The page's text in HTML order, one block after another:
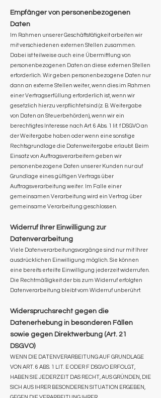
Empfänger von personenbezogenen
Daten
Im Rahmen unserer Geschäftstätigkeit arbeiten wir
mit verschiedenen externen Stellen zusammen.
Dabei ist teilweise auch eine Übermittlung von
personenbezogenen Daten an diese externen Stellen
erforderlich. Wir geben personenbezogene Daten nur
dann an externe Stellen weiter, wenn dies im Rahmen
einer Vertragserfüllung erforderlich ist, wenn wir
gesetzlich hierzu verpflichtet sind (z. B. Weitergabe
von Daten an Steuerbehörden), wenn wir ein
berechtigtes Interesse nach Art. 6 Abs. 1 lit. f DSGVO an
der Weitergabe haben oder wenn eine sonstige
Rechtsgrundlage die Datenweitergabe erlaubt. Beim
Einsatz von Auftragsverarbeitern geben wir
personenbezogene Daten unserer Kunden nur auf
Grundlage eines gültigen Vertrags über
Auftragsverarbeitung weiter. Im Falle einer
gemeinsamen Verarbeitung wird ein Vertrag über
gemeinsame Verarbeitung geschlossen.
Widerruf Ihrer Einwilligung zur
Datenverarbeitung
Viele Datenverarbeitungsvorgänge sind nur mit Ihrer
ausdrücklichen Einwilligung möglich. Sie können
eine bereits erteilte Einwilligung jederzeit widerrufen.
Die Rechtmäßigkeit der bis zum Widerruf erfolgten
Datenverarbeitung bleibt vom Widerruf unberührt.
Widerspruchsrecht gegen die
Datenerhebung in besonderen Fällen
sowie gegen Direktwerbung (Art. 21
DSGVO)
WENN DIE DATENVERARBEITUNG AUF GRUNDLAGE
VON ART. 6 ABS. 1 LIT. E ODER F DSGVO ERFOLGT,
HABEN SIE JEDERZEIT DAS RECHT, AUS GRÜNDEN, DIE
SICH AUS IHRER BESONDEREN SITUATION ERGEBEN,